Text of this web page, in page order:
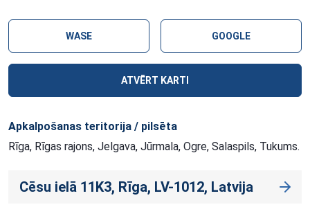
WASE GOOGLE
ATVĒRT KARTI
Apkalpošanas teritorija / pilsēta
Rīga, Rīgas rajons, Jelgava, Jūrmala, Ogre, Salaspils, Tukums.
Cēsu ielā 11K3, Rīga, LV-1012, Latvija